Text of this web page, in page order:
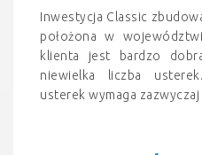
Inwestycja Classic
położona w
klienta jest bardzo
niewielka liczba
usterek wymaga